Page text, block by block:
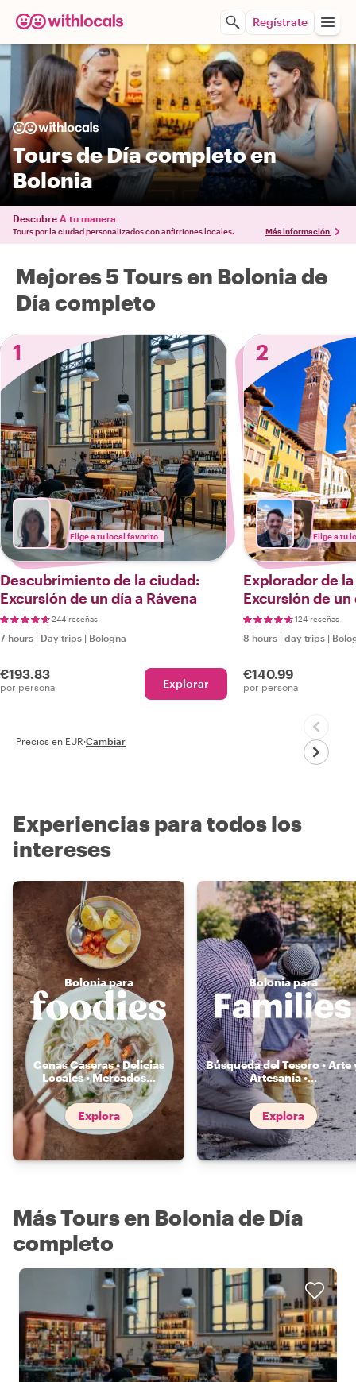
Regístrate
Tours de Día completo en
Bolonia
Descubre A tu manera
Tours por la ciudad personalizados con anfitriones locales. Más información
Mejores 5 Tours en Bolonia de
Día completo
1
Elige a tu local favorito
Descubrimiento de la ciudad:
Excursión de un día a Rávena
244 reseñas
7 hours | Day trips | Bologna
€193.83
por persona Explorar
2
Elige a tu
Explorador de
Excursión de un
124 reseñas
8 hours | day trips |
€140.99
por persona
Precios en EUR·Cambiar
Experiencias para todos los
intereses
Bolonia para
Cenas Caseras • Delicias
Locales • Mercados...
Explora
Bolonia para
Búsqueda del Tesoro • Arte
Artesanía •...
Explora
Más Tours en Bolonia de Día
completo